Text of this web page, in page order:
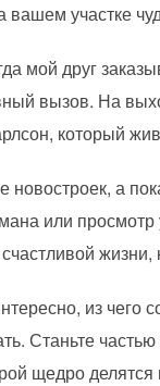
участке
мой друг
вызов. На
который
новостроек, а
или
из чего
Станьте частью
щедро